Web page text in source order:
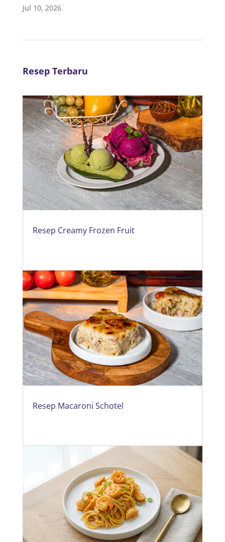
Jul 10, 2026
Resep Terbaru
Resep Creamy Frozen Fruit
Resep Macaroni Schotel